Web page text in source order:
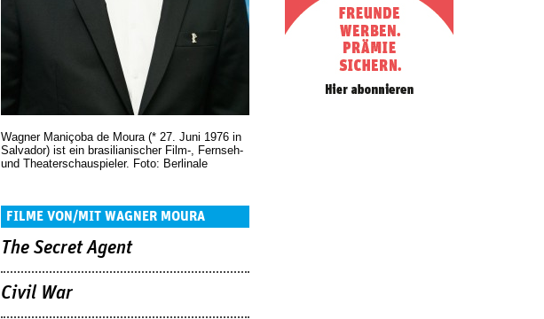
Wagner Maniçoba de Moura (* 27. Juni 1976 in
Salvador) ist ein brasilianischer Film-, Fernseh-
und Theaterschauspieler. Foto: Berlinale
FILME VON/MIT WAGNER MOURA
The Secret Agent
Civil War